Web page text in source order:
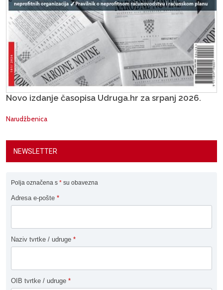
Novo izdanje časopisa Udruga.hr za srpanj 2026.
Narudžbenica
NEWSLETTER
Polja označena s * su obavezna
Adresa e-pošte *
Naziv tvrtke / udruge *
OIB tvrtke / udruge *